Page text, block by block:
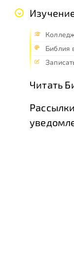
Библия
Читать